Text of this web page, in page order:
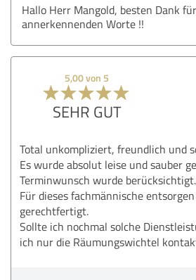
Hallo Herr Mangold, besten Dank
annerkennenden Worte !!
5,00 von 5
SEHR GUT
Total unkompliziert, freundlich und
Es wurde absolut leise und sauber
Terminwunsch wurde berücksichtigt.
Für dieses fachmännische
gerechtfertigt.
Sollte ich nochmal solche
ich nur die Räumungswichtel